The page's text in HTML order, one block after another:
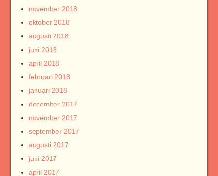
november 2018
oktober 2018
augusti 2018
juni 2018
april 2018
februari 2018
januari 2018
december 2017
november 2017
september 2017
augusti 2017
juni 2017
april 2017